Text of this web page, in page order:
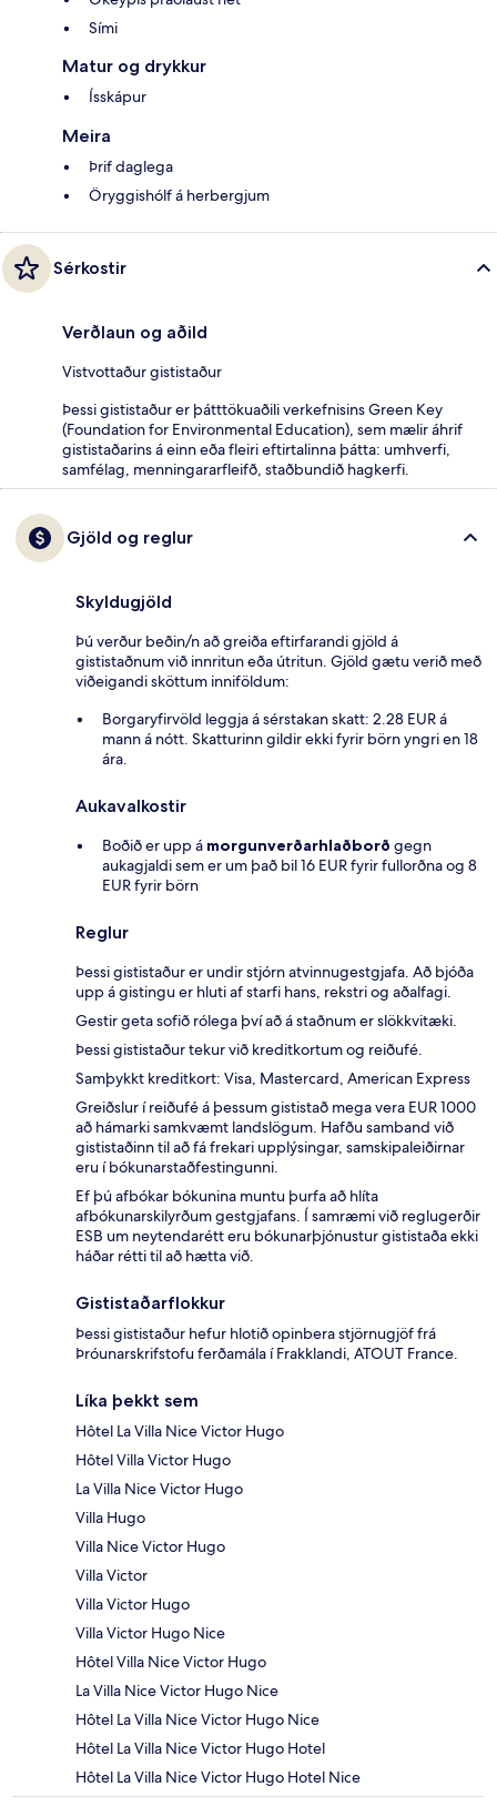
Sími
Matur og drykkur
Ísskápur
Meira
Þrif daglega
Öryggishólf á herbergjum
Sérkostir
Verðlaun og aðild
Vistvottaður gististaður
Þessi gististaður er þátttökuaðili verkefnisins Green Key
(Foundation for Environmental Education), sem mælir áhrif
gististaðarins á einn eða fleiri eftirtalinna þátta: umhverfi,
samfélag, menningararfleifð, staðbundið hagkerfi.
Gjöld og reglur
Skyldugjöld
Þú verður beðin/n að greiða eftirfarandi gjöld á
gististaðnum við innritun eða útritun. Gjöld gætu verið með
viðeigandi sköttum inniföldum:
Borgaryfirvöld leggja á sérstakan skatt: 2.28 EUR á
mann á nótt. Skatturinn gildir ekki fyrir börn yngri en 18
ára.
Aukavalkostir
Boðið er upp á morgunverðarhlaðborð gegn
aukagjaldi sem er um það bil 16 EUR fyrir fullorðna og 8
EUR fyrir börn
Reglur
Þessi gististaður er undir stjórn atvinnugestgjafa. Að bjóða
upp á gistingu er hluti af starfi hans, rekstri og aðalfagi.
Gestir geta sofið rólega því að á staðnum er slökkvitæki.
Þessi gististaður tekur við kreditkortum og reiðufé.
Samþykkt kreditkort: Visa, Mastercard, American Express
Greiðslur í reiðufé á þessum gististað mega vera EUR 1000
að hámarki samkvæmt landslögum. Hafðu samband við
gististaðinn til að fá frekari upplýsingar, samskipaleiðirnar
eru í bókunarstaðfestingunni.
Ef þú afbókar bókunina muntu þurfa að hlíta
afbókunarskilyrðum gestgjafans. Í samræmi við reglugerðir
ESB um neytendarétt eru bókunarþjónustur gististaða ekki
háðar rétti til að hætta við.
Gististaðarflokkur
Þessi gististaður hefur hlotið opinbera stjörnugjöf frá
Þróunarskrifstofu ferðamála í Frakklandi, ATOUT France.
Líka þekkt sem
Hôtel La Villa Nice Victor Hugo
Hôtel Villa Victor Hugo
La Villa Nice Victor Hugo
Villa Hugo
Villa Nice Victor Hugo
Villa Victor
Villa Victor Hugo
Villa Victor Hugo Nice
Hôtel Villa Nice Victor Hugo
La Villa Nice Victor Hugo Nice
Hôtel La Villa Nice Victor Hugo Nice
Hôtel La Villa Nice Victor Hugo Hotel
Hôtel La Villa Nice Victor Hugo Hotel Nice